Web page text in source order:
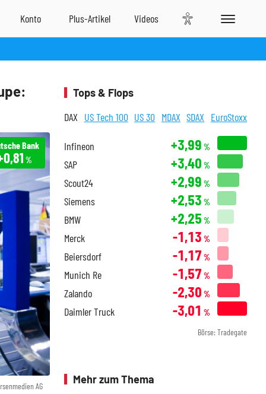
AG
Bank
%
Tops & Flops
DAX US Tech 100 US 30 MDAX SDAX EuroStoxx
Infineon +3,99 %
SAP +3,40 %
Scout24 +2,99 %
Siemens +2,53 %
BMW +2,25 %
Merck -1,13 %
Beiersdorf -1,17 %
Munich Re -1,57 %
Zalando -2,30 %
Daimler Truck -3,01 %
Börse: Tradegate
Mehr zum Thema